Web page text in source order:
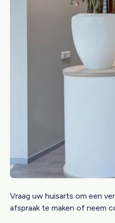
Vraag uw huisarts om een
afspraak te maken of neem